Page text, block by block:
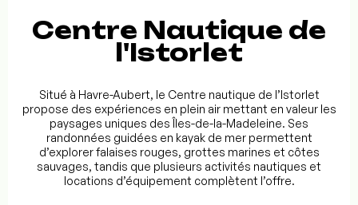
Centre Nautique de
l'Istorlet
Situé à Havre-Aubert, le Centre nautique de l’Istorlet
propose des expériences en plein air mettant en valeur les
paysages uniques des Îles-de-la-Madeleine. Ses
randonnées guidées en kayak de mer permettent
d’explorer falaises rouges, grottes marines et côtes
sauvages, tandis que plusieurs activités nautiques et
locations d’équipement complètent l’offre.